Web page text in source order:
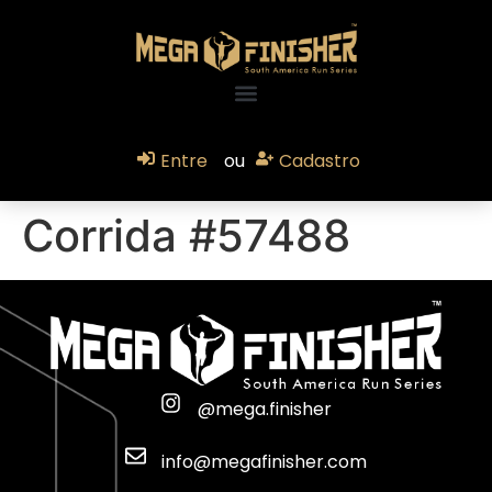
Entre ou Cadastro
Corrida #57488
@mega.finisher
info@megafinisher.com